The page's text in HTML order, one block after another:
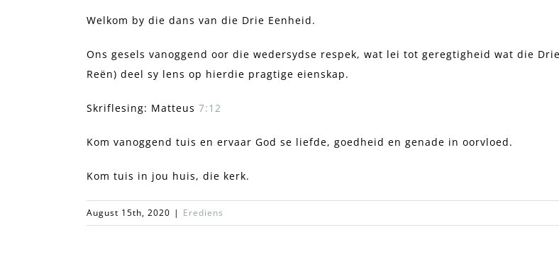
Welkom by die dans van die Drie Eenheid.
Ons gesels vanoggend oor die wedersydse respek, wat lei tot geregtigheid wat die
Reën) deel sy lens op hierdie pragtige eienskap.
Skriflesing: Matteus 7:12
Kom vanoggend tuis en ervaar God se liefde, goedheid en genade in oorvloed.
Kom tuis in jou huis, die kerk.
August 15th, 2020 | Erediens